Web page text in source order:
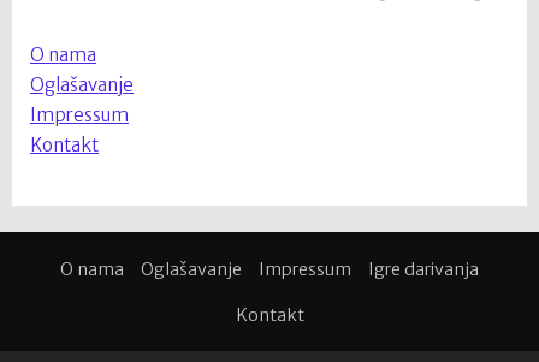
O nama
Oglašavanje
Impressum
Kontakt
O nama Oglašavanje Impressum Igre darivanja
Kontakt